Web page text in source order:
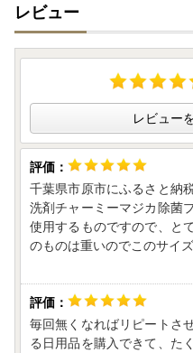
レビュー
レビュー
千葉県市原市にふるさと納
洗剤チャーミーマジカ除菌
使用するものですので、と
のものは重いのでこのサイ
毎回無くなればリピートさ
る日用品を購入できて、た